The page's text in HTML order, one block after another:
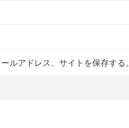
ルアドレス、サイトを保存する。